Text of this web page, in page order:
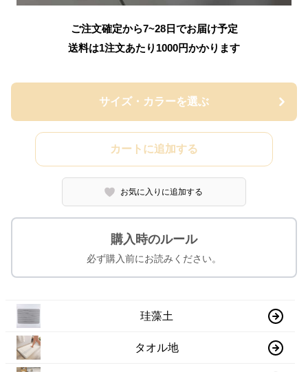
ご注文確定から7~28日でお届け予定
送料は1注文あたり 1000円かかります
サイズ・カラーを選ぶ
カートに追加する
お気に入りに追加する
購入時のルール
必ず購入前にお読みください。
珪藻土
タオル地